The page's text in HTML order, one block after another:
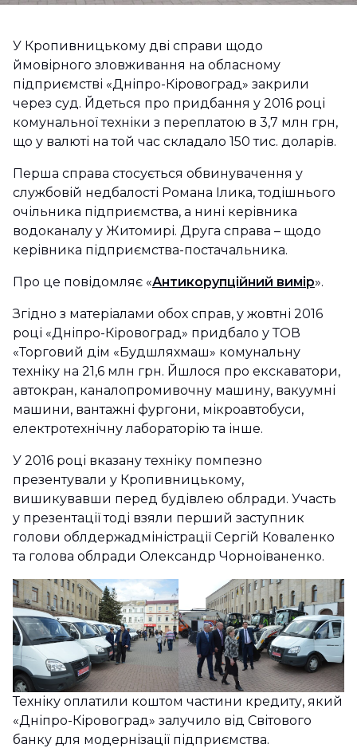
У Кропивницькому дві справи щодо
ймовірного зловживання на обласному
підприємстві «Дніпро-Кіровоград» закрили
через суд. Йдеться про придбання у 2016 році
комунальної техніки з переплатою в 3,7 млн грн,
що у валюті на той час складало 150 тис. доларів.
Перша справа стосується обвинувачення у
службовій недбалості Романа Ілика, тодішнього
очільника підприємства, а нині керівника
водоканалу у Житомирі. Друга справа – щодо
керівника підприємства-постачальника.
Про це повідомляє «Антикорупційний вимір».
Згідно з матеріалами обох справ, у жовтні 2016
році «Дніпро-Кіровоград» придбало у ТОВ
«Торговий дім «Будшляхмаш» комунальну
техніку на 21,6 млн грн. Йшлося про екскаватори,
автокран, каналопромивочну машину, вакуумні
машини, вантажні фургони, мікроавтобуси,
електротехнічну лабораторію та інше.
У 2016 році вказану техніку помпезно
презентували у Кропивницькому,
вишикувавши перед будівлею облради. Участь
у презентації тоді взяли перший заступник
голови облдержадміністрації Сергій Коваленко
та голова облради Олександр Чорноіваненко.
Техніку оплатили коштом частини кредиту, який
«Дніпро-Кіровоград» залучило від Світового
банку для модернізації підприємства.